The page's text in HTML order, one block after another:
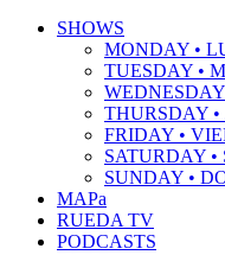
SHOWS
MONDAY •
TUESDAY •
THURSDAY •
FRIDAY •
SATURDAY
SUNDAY •
MAPa
RUEDA TV
PODCASTS